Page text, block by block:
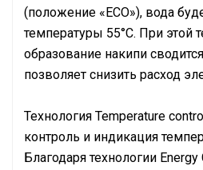
(положение «ЕCO»), вода
температуры 55°С. При этой
образование накипи
позволяет снизить расход
Технология Temperature
контроль и индикация
Благодаря технологии